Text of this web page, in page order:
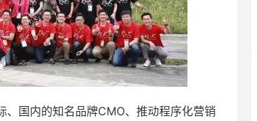
国内的知名品牌CMO、推动程序化营销